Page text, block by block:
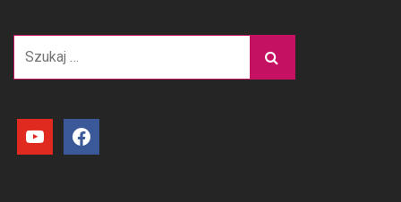
youtube facebook